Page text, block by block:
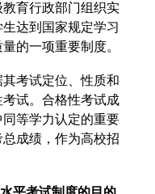
育行政部门组织实
达到国家规定学习
的一项重要制度。
考试定位、性质和
试。合格性考试成
等学力认定的重要
成绩，作为高校招